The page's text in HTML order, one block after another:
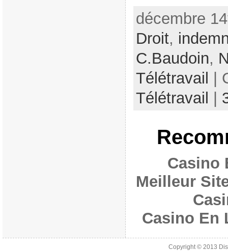
décembre
Droit,
C.Baudoin,
Télétravail
|
Télétravail
Casino
Meilleur
Casino En
Copyright © 2013